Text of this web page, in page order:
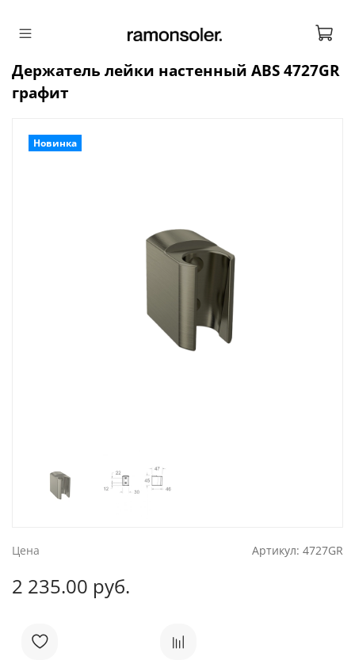
Новинка
Цена Артикул: 4727GR
Держатель лейки настенный ABS 4727GR
графит
2 235.00 руб.